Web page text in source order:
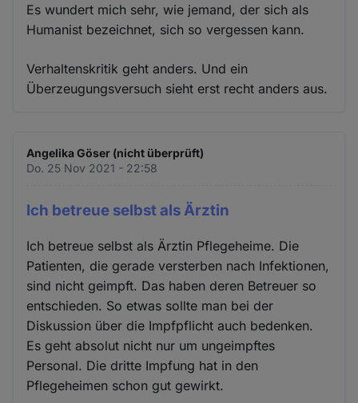
Es wundert mich sehr, wie jemand, der sich als
Humanist bezeichnet, sich so vergessen kann.
Verhaltenskritik geht anders. Und ein
Überzeugungsversuch sieht erst recht anders aus.
Angelika Göser (nicht überprüft)
Do. 25 Nov 2021 - 22:58
Ich betreue selbst als Ärztin
Ich betreue selbst als Ärztin Pflegeheime. Die
Patienten, die gerade versterben nach Infektionen,
sind nicht geimpft. Das haben deren Betreuer so
entschieden. So etwas sollte man bei der
Diskussion über die Impfpflicht auch bedenken.
Es geht absolut nicht nur um ungeimpftes
Personal. Die dritte Impfung hat in den
Pflegeheimen schon gut gewirkt.